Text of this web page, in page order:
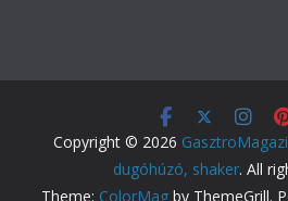
Copyright © 2026
dugóhúzó, shaker. All
Theme: ColorMag by ThemeGrill.